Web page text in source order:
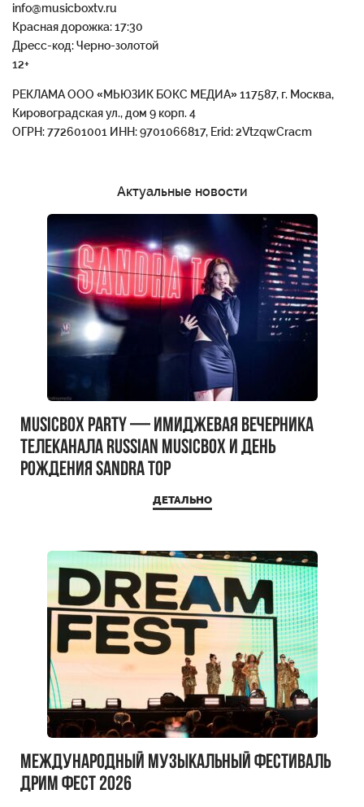
info@musicboxtv.ru
Красная дорожка: 17:30
Дресс-код: Черно-золотой
12+
РЕКЛАМА ООО «МЬЮЗИК БОКС МЕДИА» 117587, г. Москва,
Кировоградская ул., дом 9 корп. 4
ОГРН: 772601001 ИНН: 9701066817, Erid: 2VtzqwCracm
Актуальные новости
MUSICBOX PARTY — имиджевая вечерника
телеканала RUSSIAN MUSICBOX и день
рождения Sandra Top
ДЕТАЛЬНО
Международный музыкальный фестиваль
ДРИМ ФЕСТ 2026